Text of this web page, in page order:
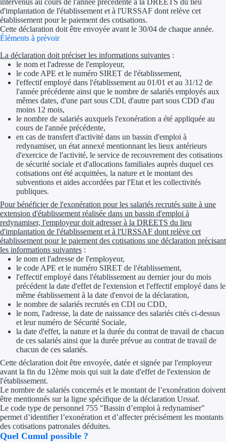
intervenus au cours de l'année précédente à la DREETS du lieu
d'implantation de l'établissement et à l'URSSAF dont relève cet
établissement pour le paiement des cotisations.
Cette déclaration doit être envoyée avant le 30/04 de chaque année.
Éléments à prévoir
La déclaration doit préciser les informations suivantes :
le nom et l'adresse de l'employeur,
le code APE et le numéro SIRET de l'établissement,
l'effectif employé dans l'établissement au 01/01 et au 31/12 de
l'année précédente ainsi que le nombre de salariés employés aux
mêmes dates, d'une part sous CDI, d'autre part sous CDD d'au
moins 12 mois,
le nombre de salariés auxquels l'exonération a été appliquée au
cours de l'année précédente,
en cas de transfert d'activité dans un bassin d'emploi à
redynamiser, un état annexé mentionnant les lieux antérieurs
d'exercice de l'activité, le service de recouvrement des cotisations
de sécurité sociale et d'allocations familiales auprès duquel ces
cotisations ont été acquittées, la nature et le montant des
subventions et aides accordées par l'Etat et les collectivités
publiques.
Pour bénéficier de l'exonération pour les salariés recrutés suite à une
extension d'établissement réalisée dans un bassin d'emploi à
redynamiser, l'employeur doit adresser à la DREETS du lieu
d'implantation de l'établissement et à l'URSSAF dont relève cet
établissement pour le paiement des cotisations une déclaration précisant
les informations suivantes :
le nom et l'adresse de l'employeur,
le code APE et le numéro SIRET de l'établissement,
l'effectif employé dans l'établissement au dernier jour du mois
précédent la date d'effet de l'extension et l'effectif employé dans le
même établissement à la date d'envoi de la déclaration,
le nombre de salariés recrutés en CDI ou CDD,
le nom, l'adresse, la date de naissance des salariés cités ci-dessus
et leur numéro de Sécurité Sociale,
la date d'effet, la nature et la durée du contrat de travail de chacun
de ces salariés ainsi que la durée prévue au contrat de travail de
chacun de ces salariés.
Cette déclaration doit être envoyée, datée et signée par l'employeur
avant la fin du 12ème mois qui suit la date d'effet de l'extension de
l'établissement.
Le nombre de salariés concernés et le montant de l’exonération doivent
être mentionnés sur la ligne spécifique de la déclaration Urssaf.
Le code type de personnel 755 "Bassin d’emploi à redynamiser"
permet d’identifier l’exonération et d’affecter précisément les montants
des cotisations patronales déduites.
Quel Cumul possible ?